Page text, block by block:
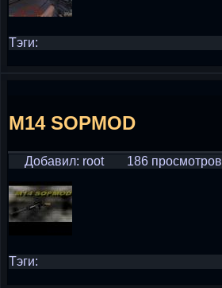
Тэги:
M14 SOPMOD
Добавил: root 186 просмотров
Тэги: